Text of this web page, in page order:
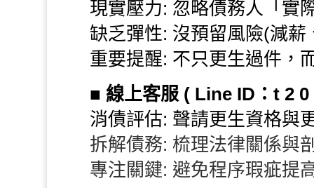
現實壓力: 忽略債務人「實
缺乏彈性: 沒預留風險(減薪
重要提醒: 不只更生過件，
■ 線上客服 ( Line ID：t 2 0
消債評估: 聲請更生資格與
拆解債務: 梳理法律關係與
專注關鍵: 避免程序瑕疵提